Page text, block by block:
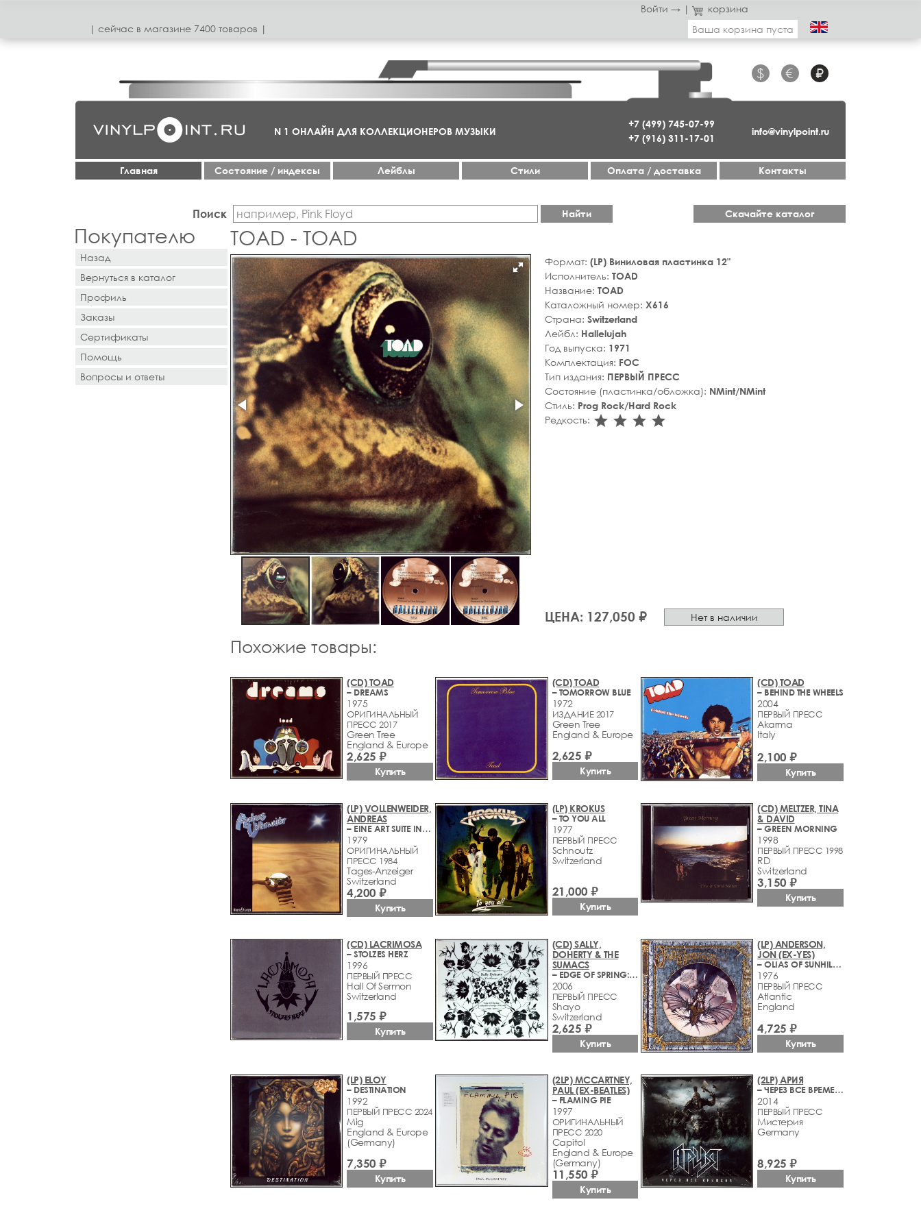
Войти → |
корзина
| сeйчас в магазинe 7400 товаров |
Ваша корзина пуста
+7 (499) 745-07-99
+7 (916) 311-17-01
$ € ₽
info@vinylpoint.ru
N 1 ОНЛАЙН ДЛЯ КОЛЛЕКЦИОНЕРОВ МУЗЫКИ
Главная Cостояние / индексы Лейблы Стили Оплата / доставка Контакты
Поиск Найти Скачайте каталог
Покупателю
Назад
Вернуться в каталог
Профиль
Заказы
Сертификаты
Помощь
Вопросы и ответы
TOAD - TOAD
Формат: (LP) Виниловая пластинка 12"
Исполнитель: TOAD
Название: TOAD
Каталожный номер: X616
Страна: Switzerland
Лейбл: Hallelujah
Год выпуска: 1971
Комплектация: FOC
Тип издания: ПЕРВЫЙ ПРЕСС
Состояние (пластинка/обложка): NMint/NMint
Стиль: Prog Rock/Hard Rock
Редкость: star_rate
star_rate
star_rate
star_rate
ЦЕНА: 127,050 ₽ Нет в наличии
Похожие товары:
(CD) TOAD
– DREAMS
1975
ОРИГИНАЛЬНЫЙ
ПРЕСС 2017
Green Tree
England & Europe
2,625 ₽
Купить
(CD) TOAD
– TOMORROW BLUE
1972
ИЗДАНИЕ 2017
Green Tree
England & Europe
2,625 ₽
Купить
(CD) TOAD
– BEHIND THE WHEELS
2004
ПЕРВЫЙ ПРЕСС
Akarma
Italy
2,100 ₽
Купить
(LP) VOLLENWEIDER,
ANDREAS
– EINE ART SUITE IN XIII TEILEN
1979
ОРИГИНАЛЬНЫЙ
ПРЕСС 1984
Tages-Anzeiger
Switzerland
4,200 ₽
Купить
(LP) KROKUS
– TO YOU ALL
1977
ПЕРВЫЙ ПРЕСС
Schnoutz
Switzerland
21,000 ₽
Купить
(CD) MELTZER, TINA
& DAVID
– GREEN MORNING
1998
ПЕРВЫЙ ПРЕСС 1998
RD
Switzerland
3,150 ₽
Купить
(CD) LACRIMOSA
– STOLZES HERZ
1996
ПЕРВЫЙ ПРЕСС
Hall Of Sermon
Switzerland
1,575 ₽
Купить
(CD) SALLY,
DOHERTY & THE
SUMACS
– EDGE OF SPRING: A COLLECTION OF SONGS (1995-2005)
2006
ПЕРВЫЙ ПРЕСС
Shayo
Switzerland
2,625 ₽
Купить
(LP) ANDERSON,
JON (EX-YES)
– OLIAS OF SUNHILLOW
1976
ПЕРВЫЙ ПРЕСС
Atlantic
England
4,725 ₽
Купить
(LP) ELOY
– DESTINATION
1992
ПЕРВЫЙ ПРЕСС 2024
Mig
England & Europe
(Germany)
7,350 ₽
Купить
(2LP) MCCARTNEY,
PAUL (EX-BEATLES)
– FLAMING PIE
1997
ОРИГИНАЛЬНЫЙ
ПРЕСС 2020
Capitol
England & Europe
(Germany)
11,550 ₽
Купить
(2LP) АРИЯ
– ЧЕРЕЗ ВСЕ ВРЕМЕНА
2014
ПЕРВЫЙ ПРЕСС
Мистерия
Germany
8,925 ₽
Купить